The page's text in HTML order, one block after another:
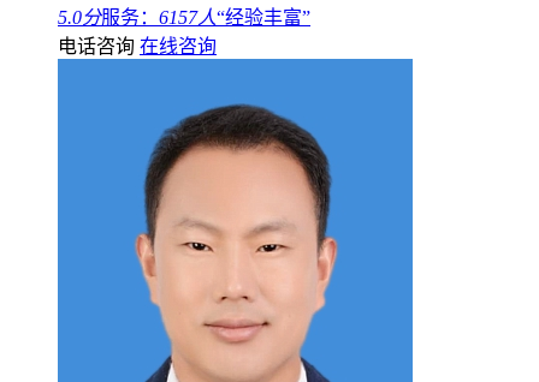
5.0分服务： 6157人“经验丰富”
电话咨询 在线咨询